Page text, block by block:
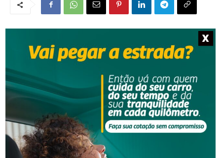
NOTÍCIAS RELACIONADAS
X